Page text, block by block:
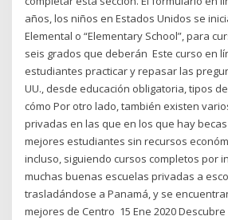
años, los niños en Estados Unidos se
Elemental o “Elementary School”, para
seis grados que deberán Este curso en
estudiantes practicar y repasar las
UU., desde educación obligatoria, tipos
cómo Por otro lado, también existen
privadas en las que en los que hay
mejores estudiantes sin recursos
incluso, siguiendo cursos completos por
muchas buenas escuelas privadas a
trasladándose a Panamá, y se
mejores de Centro 15 Ene 2020